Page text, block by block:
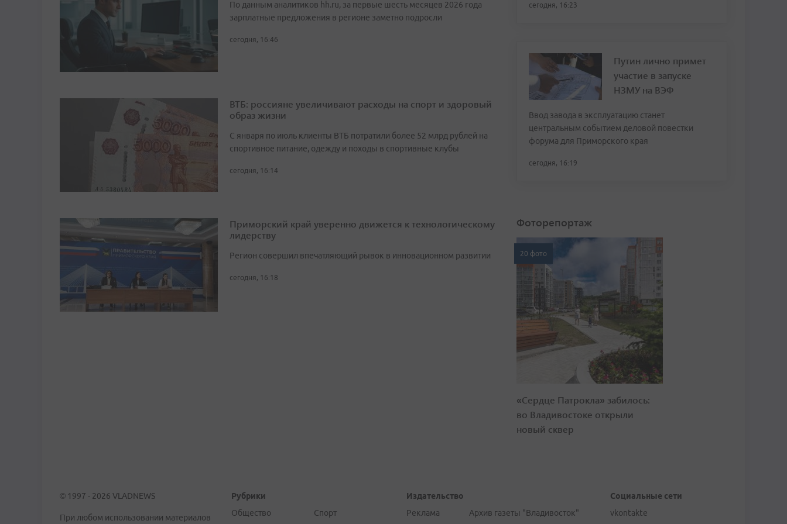
По данным аналитиков hh.ru, за первые шесть месяцев 2026 года
зарплатные предложения в регионе заметно подросли
сегодня, 16:46
ВТБ: россияне увеличивают расходы на спорт и здоровый
образ жизни
С января по июль клиенты ВТБ потратили более 52 млрд рублей на
спортивное питание, одежду и походы в спортивные клубы
сегодня, 16:14
Приморский край уверенно движется к технологическому
лидерству
Регион совершил впечатляющий рывок в инновационном развитии
сегодня, 16:18
сегодня, 16:23
Путин лично примет
участие в запуске
НЗМУ на ВЭФ
Ввод завода в эксплуатацию станет
центральным событием деловой повестки
форума для Приморского края
сегодня, 16:19
Фоторепортаж
20 фото
«Сердце Патрокла» забилось:
во Владивостоке открыли
новый сквер
© 1997 - 2026 VLADNEWS
При любом использовании материалов
Рубрики
Общество
Спорт
Издательство
Реклама
Архив газеты "Владивосток"
Социальные сети
vkontakte